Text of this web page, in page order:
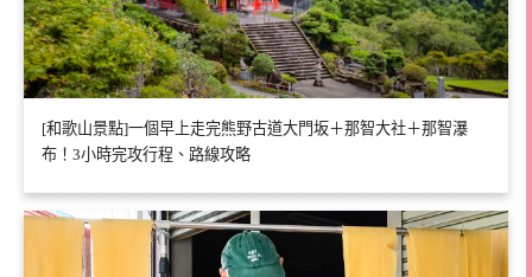
[和歌山景點]一個早上走完熊野古道大門坂＋那智大社＋那智瀑
布！3小時完攻行程、路線攻略